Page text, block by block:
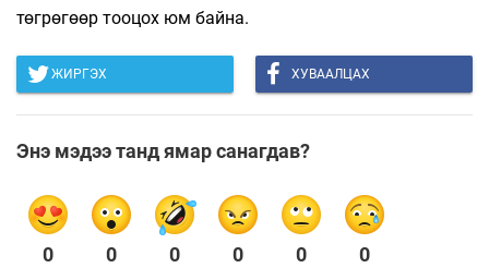
төгрөгөөр тооцох юм байна.
ЖИРГЭХ ХУВААЛЦАХ
Энэ мэдээ танд ямар санагдав?
0 0 0 0 0 0